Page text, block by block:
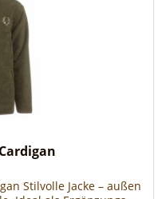
Stilvolle Jacke – außen